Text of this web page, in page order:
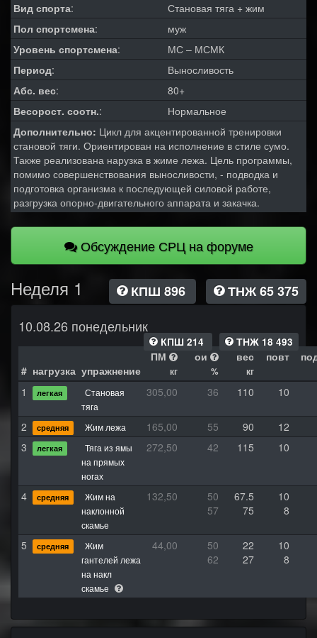
Вид спорта:
Становая тяга + жим
Пол спортсмена:
муж
Уровень спортсмена:
МС – МСМК
Период:
Выносливость
Абс. вес:
80+
Весорост. соотн.:
Нормальное
Дополнительно: Цикл для акцентированной тренировки
становой тяги. Ориентирован на исполнение в стиле сумо.
Также реализована нарузка в жиме лежа. Цель программы,
помимо совершенствования выносливости, - подводка и
подготовка организма к последующей силовой работе,
разгрузка опорно-двигательного аппарата и закачка.
Обсуждение СРЦ на форуме
Неделя 1 КПШ 896
ТНЖ 65 375
10.08.26 понедельник
КПШ 214 ТНЖ 18 493
# нагрузка упражнение
ПМ
кг
ои
%
вес
кг
повт
1 легкая
Становая
тяга
305,00 36 110 10
2 средняя Жим лежа 165,00 55 90
12
3
легкая
Тяга из ямы
на прямых
ногах
272,50 42 115 10
4 средняя
Жим на
наклонной
скамье
132,50 50 67.5
10
57
75 8
5 средняя
Жим
гантелей лежа
на накл
скамье
44,00 50 22
10
62
27 8